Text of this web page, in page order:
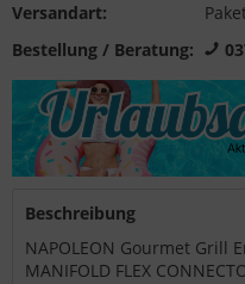
Versandart:
Bestellung / Beratung:
Beschreibung
NAPOLEON Gourmet Grill
MANIFOLD FLEX